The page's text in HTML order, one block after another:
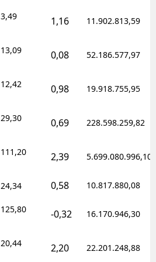
3,49 1,16 11.902.813,59
13,09 0,08 52.186.577,97
12,42 0,98 19.918.755,95
29,30 0,69 228.598.259,82
111,20 2,39 5.699.080.996,10
24,34 0,58 10.817.880,08
125,80 -0,32 16.170.946,30
20,44 2,20 22.201.248,88